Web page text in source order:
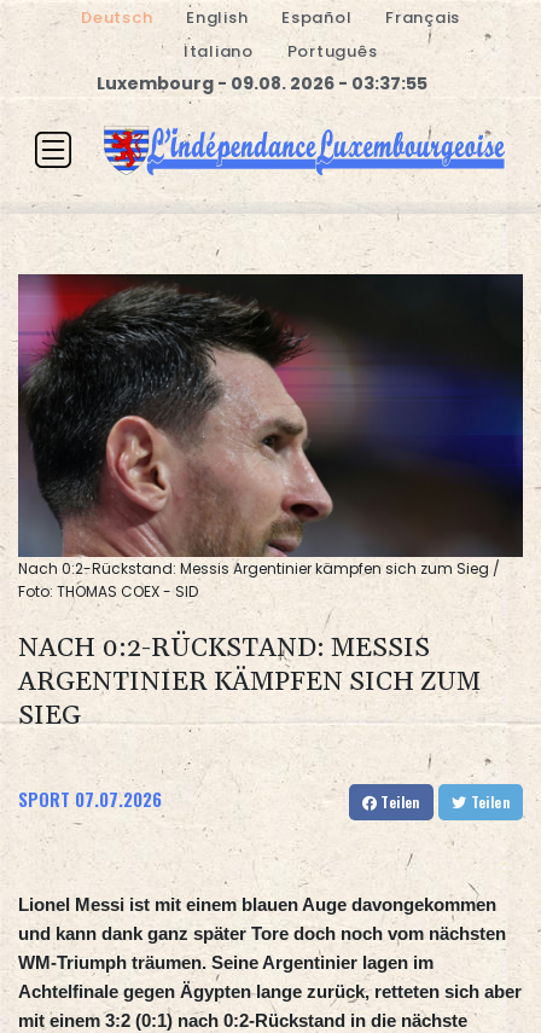
Deutsch English Español
Français
Italiano
Português
Luxembourg - 09.08. 2026 - 03:37:55
Nach 0:2-Rückstand: Messis Argentinier kämpfen sich zum Sieg /
Foto: THOMAS COEX - SID
NACH 0:2-RÜCKSTAND: MESSIS
ARGENTINIER KÄMPFEN SICH ZUM
SIEG
SPORT 07.07.2026 Teilen Teilen
Lionel Messi ist mit einem blauen Auge davongekommen
und kann dank ganz später Tore doch noch vom nächsten
WM-Triumph träumen. Seine Argentinier lagen im
Achtelfinale gegen Ägypten lange zurück, retteten sich aber
mit einem 3:2 (0:1) nach 0:2-Rückstand in die nächste